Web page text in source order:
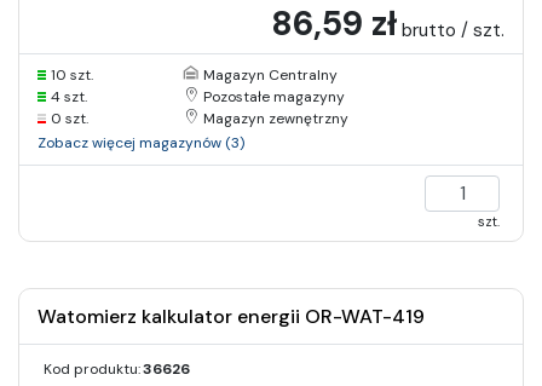
86,59 zł brutto / szt.
10 szt.
Magazyn Centralny
4 szt.
Pozostałe magazyny
0 szt.
Magazyn zewnętrzny
Zobacz więcej magazynów (3)
szt.
Watomierz kalkulator energii OR-WAT-419
Kod produktu:36626